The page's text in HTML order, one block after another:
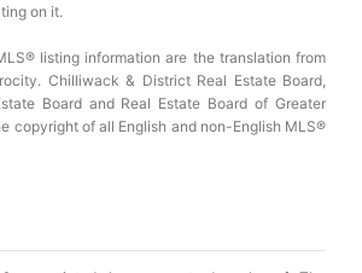
on it.
listing information are the translation from
Chilliwack & District Real Estate Board,
Board and Real Estate Board of Greater
copyright of all English and non-English MLS®